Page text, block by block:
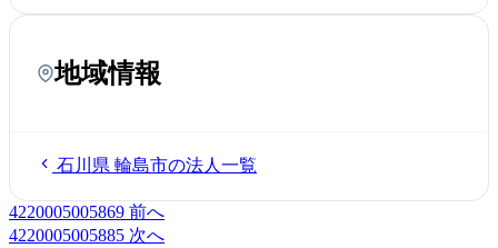
地域情報
石川県 輪島市の法人一覧
4220005005869 前へ
4220005005885 次へ